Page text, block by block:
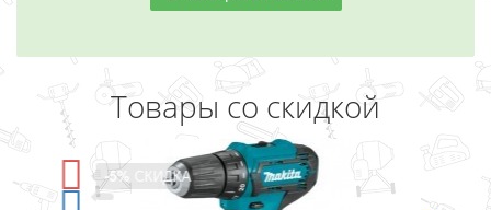
Товары со скидкой
-5%СКИДКА